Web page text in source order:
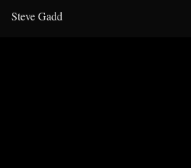
Steve Gadd